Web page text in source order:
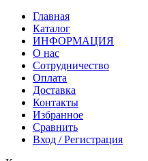
Главная
Каталог
ИНФОРМАЦИЯ
О нас
Сотрудничество
Оплата
Доставка
Контакты
Избранное
Сравнить
Вход / Регистрация